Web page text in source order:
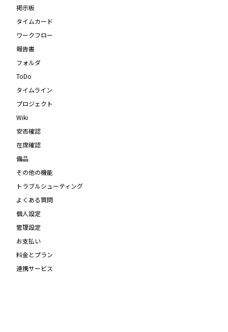
掲示板
タイムカード
ワークフロー
報告書
フォルダ
ToDo
タイムライン
プロジェクト
Wiki
安否確認
在席確認
備品
その他の機能
トラブルシューティング
よくある質問
個人設定
管理設定
お支払い
料金とプラン
連携サービス